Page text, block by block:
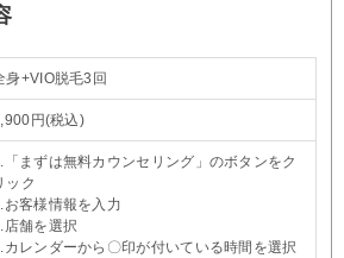
身+VIO脱毛3回
円(税込)
「まずは無料カウンセリング」のボタンをク
ック
お客様情報を入力
店舗を選択
カレンダーから〇印が付いている時間を選択